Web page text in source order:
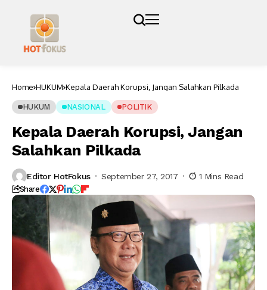
Home HUKUM Kepala Daerah Korupsi, Jangan Salahkan Pilkada
HUKUM NASIONAL POLITIK
Kepala Daerah Korupsi, Jangan
Salahkan Pilkada
Editor HotFokus September 27, 2017 1 Mins Read
Share